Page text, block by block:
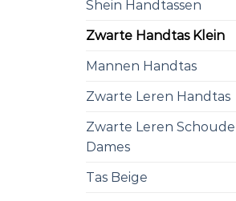
Shein Handtassen
Zwarte Handtas Klein
Mannen Handtas
Zwarte Leren Handtas
Zwarte Leren
Dames
Tas Beige